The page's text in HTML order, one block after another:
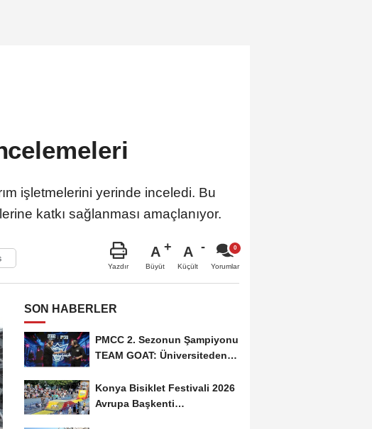
işletmelerini yerinde inceledi. Bu
katkı sağlanması amaçlanıyor.
Yazdır
A
Büyüt
A
Küçült Yorumlar
SON HABERLER
PMCC 2. Sezonun Şampiyonu
TEAM GOAT: Üniversiteden
Konya Bisiklet Festivali 2026
Avrupa Başkenti